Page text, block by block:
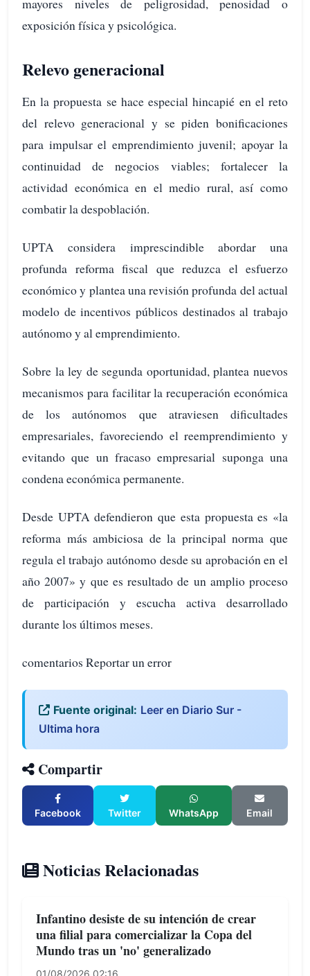
exposición física y psicológica.
Relevo generacional
En la propuesta se hace especial hincapié en el reto
del relevo generacional y se piden bonificaciones
para impulsar el emprendimiento juvenil; apoyar la
continuidad de negocios viables; fortalecer la
actividad económica en el medio rural, así como
combatir la despoblación.
UPTA considera imprescindible abordar una
profunda reforma fiscal que reduzca el esfuerzo
económico y plantea una revisión profunda del actual
modelo de incentivos públicos destinados al trabajo
autónomo y al emprendimiento.
Sobre la ley de segunda oportunidad, plantea nuevos
mecanismos para facilitar la recuperación económica
de los autónomos que atraviesen dificultades
empresariales, favoreciendo el reemprendimiento y
evitando que un fracaso empresarial suponga una
condena económica permanente.
Desde UPTA defendieron que esta propuesta es «la
reforma más ambiciosa de la principal norma que
regula el trabajo autónomo desde su aprobación en el
año 2007» y que es resultado de un amplio proceso
de participación y escucha activa desarrollado
durante los últimos meses.
comentarios Reportar un error
Fuente original: Leer en Diario Sur -
Ultima hora
Compartir
Facebook Twitter WhatsApp Email
Noticias Relacionadas
Infantino desiste de su intención de crear
una filial para comercializar la Copa del
Mundo tras un 'no' generalizado
01/08/2026 02:16